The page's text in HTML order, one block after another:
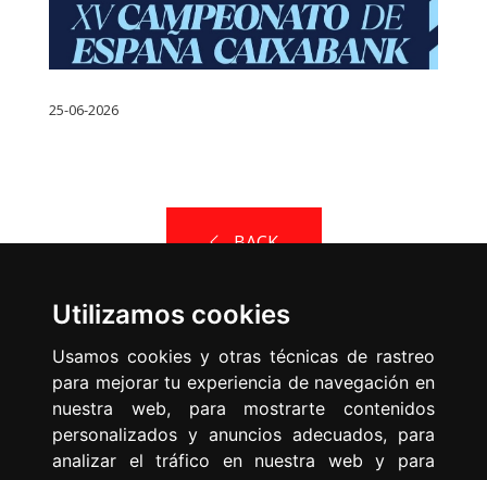
Utilizamos cookies
Usamos cookies y otras técnicas de rastreo
para mejorar tu experiencia de navegación en
nuestra web, para mostrarte contenidos
personalizados y anuncios adecuados, para
analizar el tráfico en nuestra web y para
25-06-2026
BACK
Spanish Federation of Sports
for People with Physical